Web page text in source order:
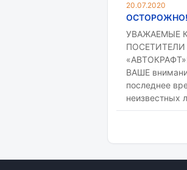
20.07.2020
УВАЖАЕМЫЕ
ПОСЕТИТЕЛИ
ВАШЕ
последнее
неизвестных